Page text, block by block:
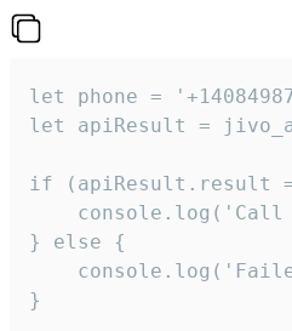
let phone =
let apiResult =
if (apiResult.result
} else {
}